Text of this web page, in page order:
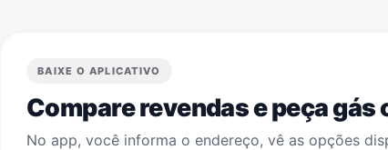
BAIXE O APLICATIVO
Compare revendas e peça
No app, você informa o endereço, vê as opções